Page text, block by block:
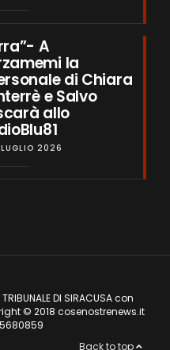
A
la
di Chiara
e Salvo
allo
2026
TRIBUNALE DI SIRACUSA con
© 2018 cosenostrenews.it
Back to top